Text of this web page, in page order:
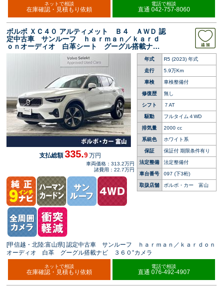
ネットで相談
在庫確認・見積もり依頼
電話で相談
直通 042-757-8060
ボルボ ＸＣ４０ アルティメット Ｂ４ ＡＷＤ 認
定中古車 サンルーフ ｈａｒｍａｎ／ｋａｒｄ
ｏｎオーディオ 白革シート グーグル搭載ナ
ビ ３６０°ビューカメラ シートヒーター パワ
ーシート アダプティブクルーズコントロール
パワーバックドア
年式 R5 (2023) 年式
走行 5.9万Km
車検 車検整備付
修復歴 無し
シフト ７AT
駆動 フルタイム４WD
排気量 2000 cc
系統色 ホワイト系
保証 保証付 期限条件有り
法定整備 法定整備付
車台番号 097 (下3桁)
取扱店舗 ボルボ・カー 富山
支払総額335.9 万円
車両価格：313.2万円
諸費用：22.7万円
[甲信越・北陸:富山県] 認定中古車 サンルーフ ｈａｒｍａｎ／ｋａｒｄｏｎ
オーディオ 白革 グーグル搭載ナビ ３６０°カメラ
ネットで相談
在庫確認・見積もり依頼
電話で相談
直通 076-492-4907